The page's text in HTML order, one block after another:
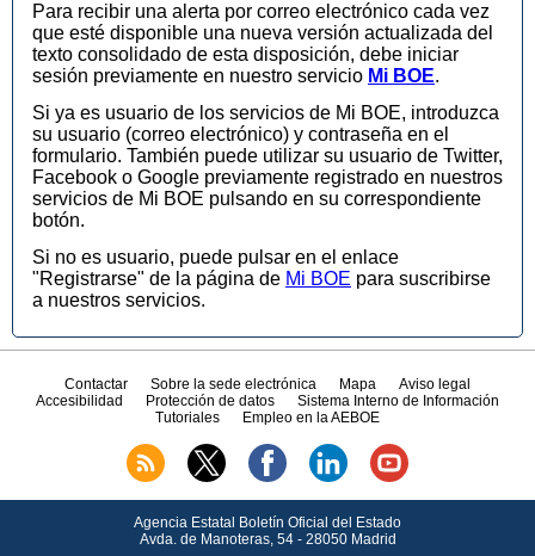
Para recibir una alerta por correo electrónico cada vez
que esté disponible una nueva versión actualizada del
texto consolidado de esta disposición, debe iniciar
sesión previamente en nuestro servicio Mi BOE.
Si ya es usuario de los servicios de Mi BOE, introduzca
su usuario (correo electrónico) y contraseña en el
formulario. También puede utilizar su usuario de Twitter,
Facebook o Google previamente registrado en nuestros
servicios de Mi BOE pulsando en su correspondiente
botón.
Si no es usuario, puede pulsar en el enlace
"Registrarse" de la página de Mi BOE para suscribirse
a nuestros servicios.
Contactar Sobre la sede electrónica Mapa
Aviso legal
Accesibilidad
Protección de datos
Sistema Interno de Información
Tutoriales
Empleo en la AEBOE
Agencia Estatal Boletín Oficial del Estado
Avda. de Manoteras, 54 - 28050 Madrid